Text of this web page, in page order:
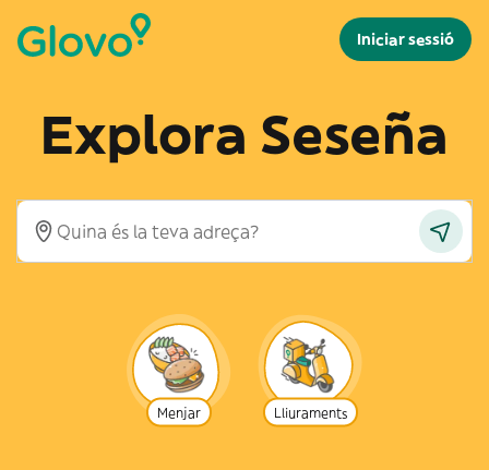
Iniciar sessió
Explora Seseña
Menjar Lliuraments